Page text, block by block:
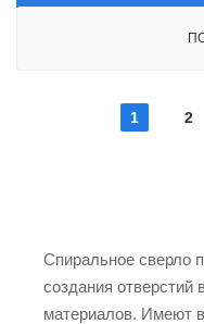
1 2
Спиральное сверло
создания отверстий
материалов. Имеют